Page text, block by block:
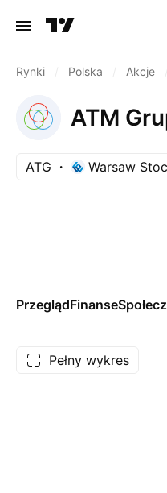
Rynki Polska Akcje
ATM
ATG Warsaw
PrzeglądFinanse
Pełny wykres